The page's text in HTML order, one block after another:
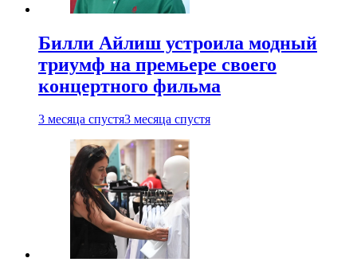
Билли Айлиш устроила модный
триумф на премьере своего
концертного фильма
3 месяца спустя3 месяца спустя